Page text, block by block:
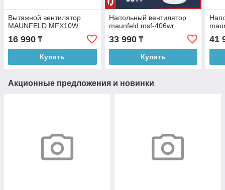
Вытяжной вентилятор
MAUNFELD MFX10W
16 990 ₸
Купить
Напольный вентилятор
maunfeld msf-406wr
33 990₸
Купить
41
Акционные предложения и новинки